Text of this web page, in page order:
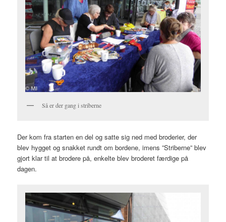
Så er der gang i striberne
Der kom fra starten en del og satte sig ned med broderier, der
blev hygget og snakket rundt om bordene, imens ”Striberne” blev
gjort klar til at brodere på, enkelte blev broderet færdige på
dagen.